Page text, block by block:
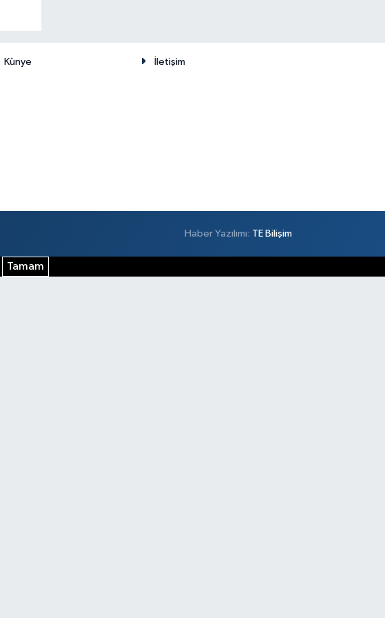
Künye İletişim
Haber Yazılımı: TE Bilişim
Tamam